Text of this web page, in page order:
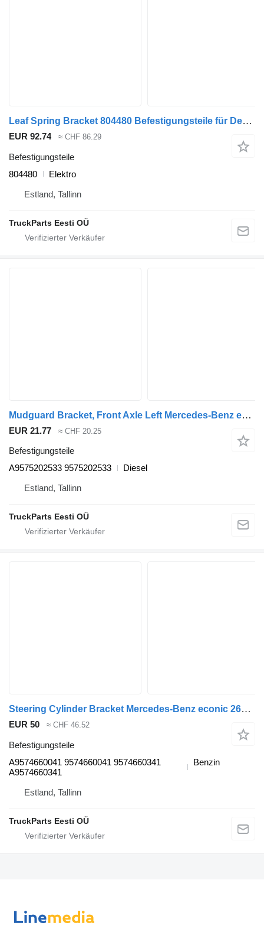
Leaf Spring Bracket 804480 Befestigungsteile für Dennis eCollect Terberg YT Magtec (2019) Müllwagen
EUR 92.74 ≈ CHF 86.29
Befestigungsteile
804480
Elektro
Estland, Tallinn
TruckParts Eesti OÜ
Mudguard Bracket, Front Axle Left Mercedes-Benz econic 1828 (01.98-) A9575202533 für Mercedes-Benz Econic (1998-2014) Müllwagen
EUR 21.77 ≈ CHF 20.25
Befestigungsteile
A9575202533 9575202533
Diesel
Estland, Tallinn
TruckParts Eesti OÜ
Steering Cylinder Bracket Mercedes-Benz econic 2628 (01.98-) A9574660041 für Mercedes-Benz Econic (1998-2014) Müllwagen
EUR 50 ≈ CHF 46.52
Befestigungsteile
A9574660041 9574660041 9574660341
A9574660341
Benzin
Estland, Tallinn
TruckParts Eesti OÜ